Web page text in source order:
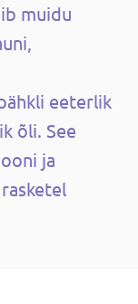
muidu
eeterlik
õli. See
ja